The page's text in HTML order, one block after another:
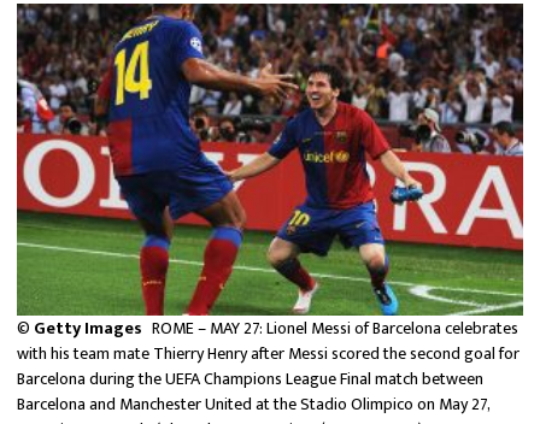
FUTBOL ESTUFA
FÓRMULA 1
BOXEO
LIGA MX
NFL
© Getty Images ROME – MAY 27: Lionel Messi of Barcelona celebrates
with his team mate Thierry Henry after Messi scored the second goal for
Barcelona during the UEFA Champions League Final match between
Barcelona and Manchester United at the Stadio Olimpico on May 27,